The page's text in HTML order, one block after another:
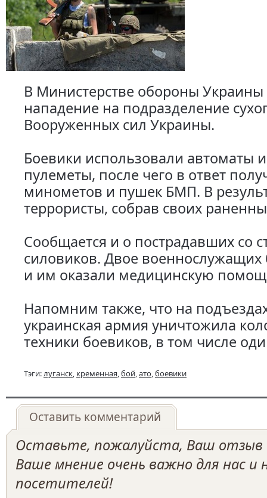
В Министерстве обороны
нападение на подразделение
Вооруженных сил Украины.
Боевики использовали автоматы
пулеметы, после чего в ответ
минометов и пушек БМП. В
террористы, собрав своих
Сообщается и о пострадавших со
силовиков. Двое
и им оказали медицинскую
Напомним также, что на
украинская армия уничтожила
техники боевиков, в том числе
Тэги:луганск, кременная,бой,ато,боевики
Оставить комментарий
Оставьте, пожалуйста, Ваш отзыв
Ваше мнение очень важно для нас и
посетителей!